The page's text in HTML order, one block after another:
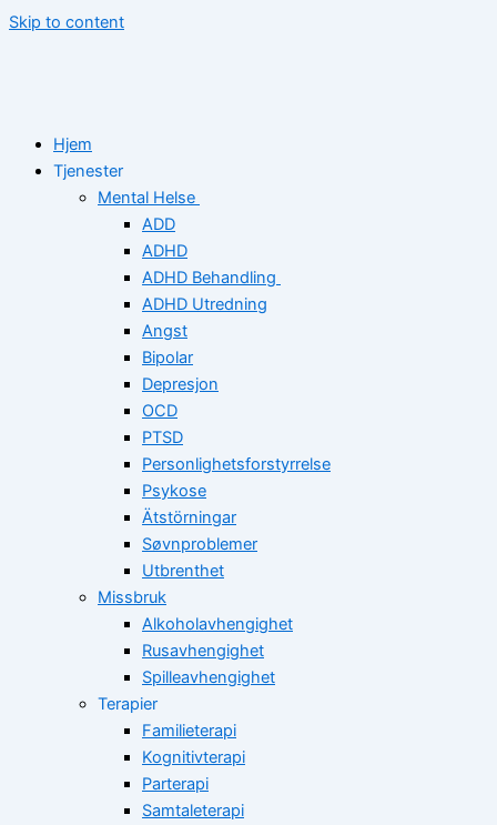
Skip to content
Hjem
Tjenester
Mental Helse
ADD
ADHD
ADHD Behandling
ADHD Utredning
Angst
Bipolar
Depresjon
OCD
PTSD
Personlighetsforstyrrelse
Psykose
Ätstörningar
Søvnproblemer
Utbrenthet
Missbruk
Alkoholavhengighet
Rusavhengighet
Spilleavhengighet
Terapier
Familieterapi
Kognitivterapi
Parterapi
Samtaleterapi